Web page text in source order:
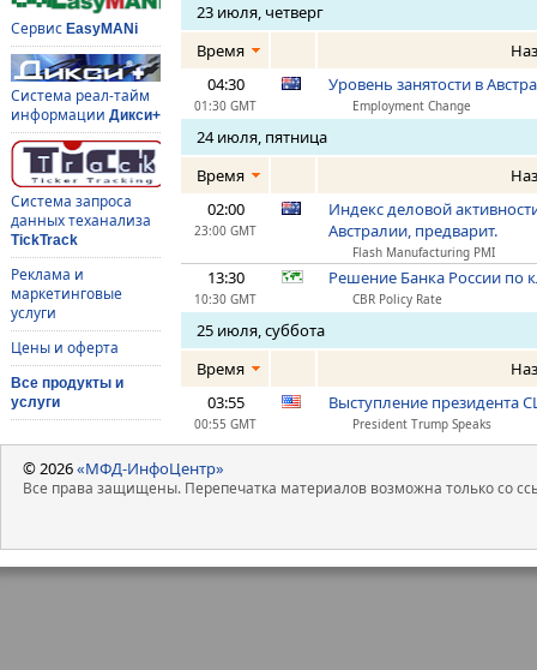
Сервис EasyMANi
Система реал-тайм
информации Дикси+
Система запроса
данных теханализа
TickTrack
Реклама и
маркетинговые
услуги
Цены и оферта
Все продукты и
услуги
23 июля, четверг
Время
04:30
01:30 GMT
Уровень занятости в
Employment Change
24 июля, пятница
Время
02:00
23:00 GMT
Индекс деловой
Австралии, предварит.
Flash Manufacturing PMI
13:30
10:30 GMT
Решение Банка России по
CBR Policy Rate
25 июля, суббота
Время
03:55
00:55 GMT
Выступление президента
President Trump Speaks
© 2026«МФД-ИнфоЦентр»
Все права защищены. Перепечатка материалов возможна только со